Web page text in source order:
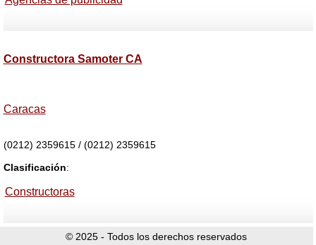
Constructora Samoter CA
Caracas
(0212) 2359615 / (0212) 2359615
Clasificación:
Constructoras
© 2025 - Todos los derechos reservados